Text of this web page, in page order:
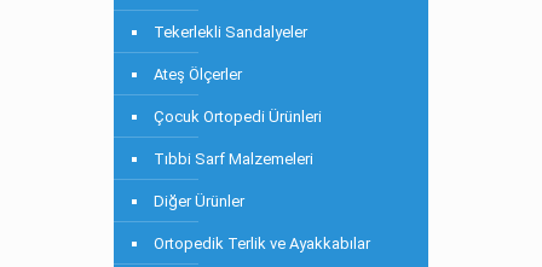
Tekerlekli Sandalyeler
Ateş Ölçerler
Çocuk Ortopedi Ürünleri
Tıbbi Sarf Malzemeleri
Diğer Ürünler
Ortopedik Terlik ve Ayakkabılar